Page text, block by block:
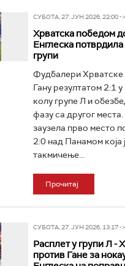
СУБОТА, 27. ЈУН 2026, 22:00 -
Хрватска победом
Енглеска
групи
Фудбалери Хрватске
Гану резултатом 2:1
колу групе Л и
фазу са другог места.
заузела прво место
2:0 над Панамом која
такмичење...
Прочитај
СУБОТА, 27. ЈУН 2026, 13:17 -
Расплет у групи Л -
против Гане за